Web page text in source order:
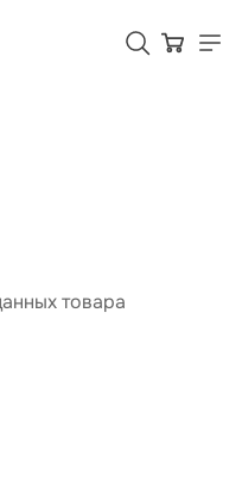
товара